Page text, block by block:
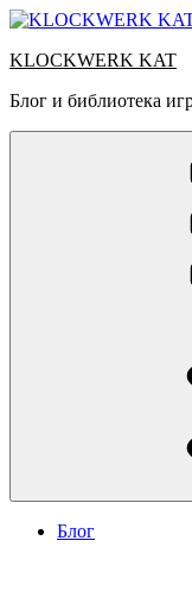
Перейти
содержимому
KLOCKWERK KAT
Блог и библиотека
Блог